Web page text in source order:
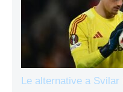
Le alternative a